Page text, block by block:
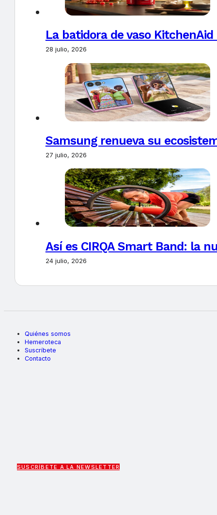
La batidora de vaso
28 julio, 2026
Samsung renueva su
27 julio, 2026
Así es CIRQA Smart Band: la
24 julio, 2026
Quiénes somos
Hemeroteca
Suscríbete
Contacto
SUSCRÍBETE A LA NEWSLETTER